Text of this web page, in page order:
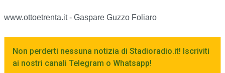
www.ottoetrenta.it - Gaspare Guzzo Foliaro
Non perderti nessuna notizia di Stadioradio.it! Iscriviti
ai nostri canali Telegram o Whatsapp!